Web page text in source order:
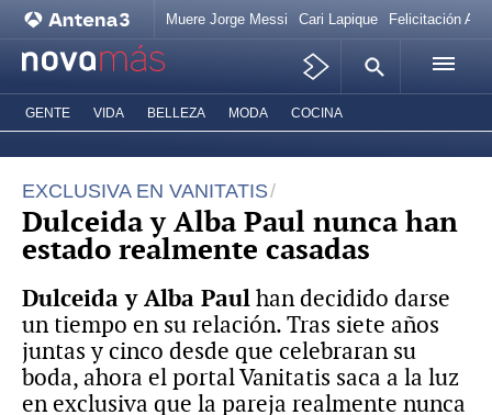
Muere Jorge Messi Cari Lapique Felicitación
GENTE VIDA BELLEZA MODA COCINA
EXCLUSIVA EN VANITATIS
Dulceida y Alba Paul nunca han
estado realmente casadas
Dulceida y Alba Paulhan decidido darse
un tiempo en su relación. Tras siete años
juntas y cinco desde que celebraran su
boda, ahora el portal Vanitatis saca a la luz
en exclusiva que la pareja realmente nunca